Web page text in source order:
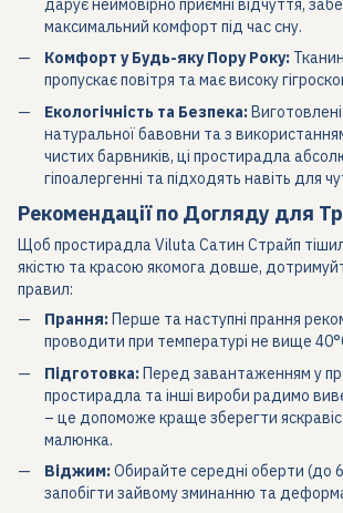
дарує неймовірно приємні відчуття,
максимальний комфорт під час сну.
Комфорт у Будь-яку Пору Року:
пропускає повітря та має високу
Екологічність та Безпека:
натуральної бавовни та з
чистих барвників, ці простирадла
гіпоалергенні та підходять навіть для
Рекомендації по Догляду для
Щоб простирадла Viluta Сатин Страйп
якістю та красою якомога довше,
правил:
Прання:Перше та наступні прання
проводити при температурі не вище
Підготовка:Перед завантаженням у
простирадла та інші вироби радимо
– це допоможе краще зберегти
малюнка.
Віджим:Обирайте середні оберти (до
запобігти зайвому зминанню та